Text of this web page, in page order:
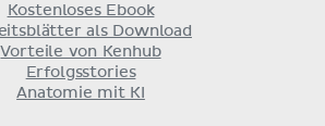
Kostenloses Ebook
als Download
Vorteile von Kenhub
Erfolgsstories
Anatomie mit KI